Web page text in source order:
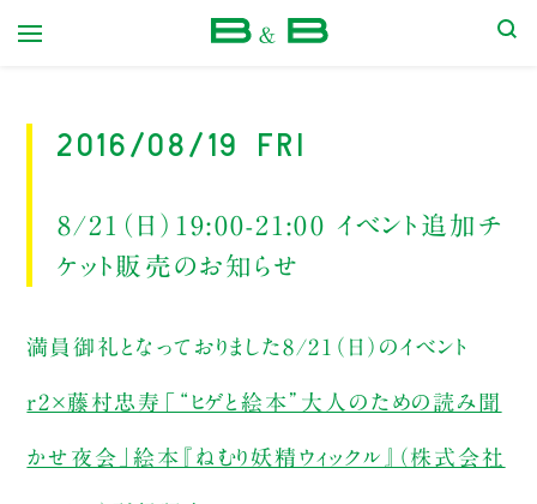
2016/08/19 Fri
8/21（日）19:00-21:00 イベント追加チ
ケット販売のお知らせ
満員御礼となっておりました8/21（日）のイベント
r2×藤村忠寿「“ヒゲと絵本”大人のための読み聞
かせ夜会」絵本『ねむり妖精ウィックル』（株式会社